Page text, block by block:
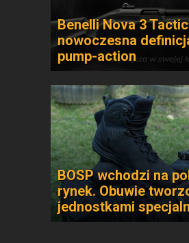
Benelli Nova 3
nowoczesna
pump-action
BOSP wchodzi na
rynek. Obuwie
jednostkami